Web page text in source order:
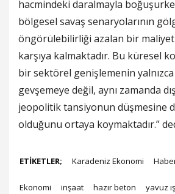
hacmindeki daralmayla
bölgesel savaş senaryolarının
öngörülebilirliği azalan bir maliyet
karşıya kalmaktadır. Bu küresel
bir sektörel genişlemenin
gevşemeye değil, aynı zamanda
jeopolitik tansiyonun düşmesine
olduğunu ortaya koymaktadır.”
ETİKETLER; Karadeniz Ekonomi
Ekonomi inşaat hazır beton yavuz